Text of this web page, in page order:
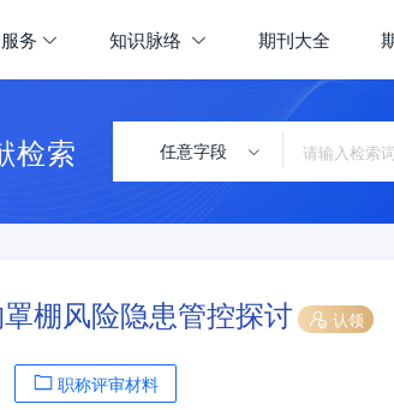
务 知识脉络 期刊大全
检索 任意字段
棚风险隐患管控探讨 认领
职称评审材料